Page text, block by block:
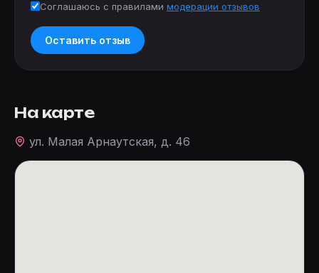
Соглашаюсь с правилами модерации отзывов
Оставить отзыв
На карте
ул. Малая Арнаутская, д. 46